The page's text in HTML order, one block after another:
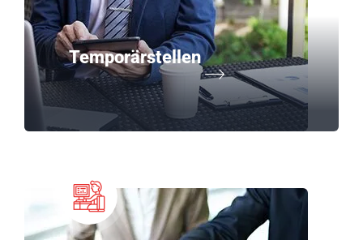
Temporärstellen